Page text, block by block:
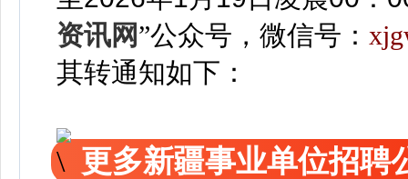
资讯网”公众号，微信号：
其转通知如下：
更多新疆事业单位招聘